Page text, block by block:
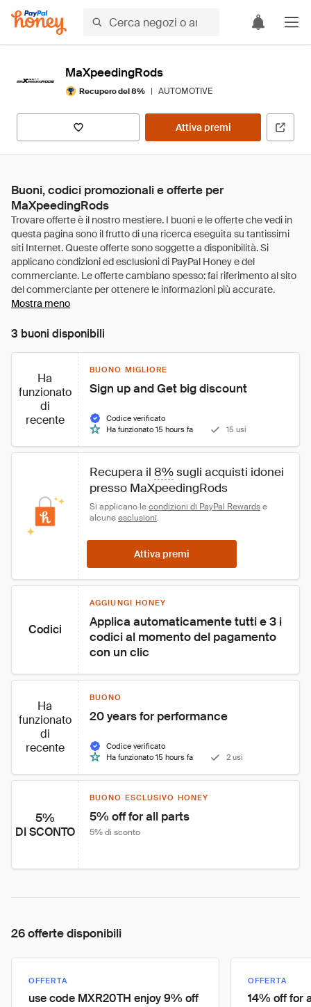
MaXpeedingRods
Recupero del 8% | AUTOMOTIVE
Attiva premi
Buoni, codici promozionali e offerte per
MaXpeedingRods
Mostra meno
3 buoni disponibili
Ha
funzionato
di
recente
BUONO MIGLIORE
Sign up and Get big discount
Codice verificato
Ha funzionato 15 hours fa
15 usi
Recupera il 8% sugli acquisti idonei
presso MaXpeedingRods
Si applicano le condizioni di PayPal Rewards e
alcune esclusioni.
Attiva premi
Codici
AGGIUNGI HONEY
Applica automaticamente tutti e 3 i
codici al momento del pagamento
con un clic
Ha
funzionato
di
recente
BUONO
20 years for performance
Codice verificato
Ha funzionato 15 hours fa
2 usi
5%
DI SCONTO
BUONO ESCLUSIVO HONEY
5% off for all parts
5% di sconto
26 offerte disponibili
OFFERTA
use code MXR20TH enjoy 9% off
OFFERTA
14% off for